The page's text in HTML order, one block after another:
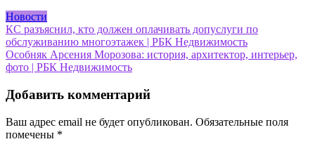
Новости
Навигация
по
записям
КС разъяснил, кто должен оплачивать допуслуги по
обслуживанию многоэтажек | РБК Недвижимость
Особняк Арсения Морозова: история, архитектор, интерьер,
фото | РБК Недвижимость
Добавить комментарий
Ваш адрес email не будет опубликован. Обязательные поля
помечены *